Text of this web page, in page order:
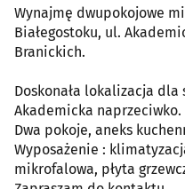
Wynajmę dwupokojowe
Białegostoku, ul.
Branickich.
Doskonała lokalizacja
Akademicka naprzeciwko.
Dwa pokoje, aneks
Wyposażenie :
mikrofalowa, płyta